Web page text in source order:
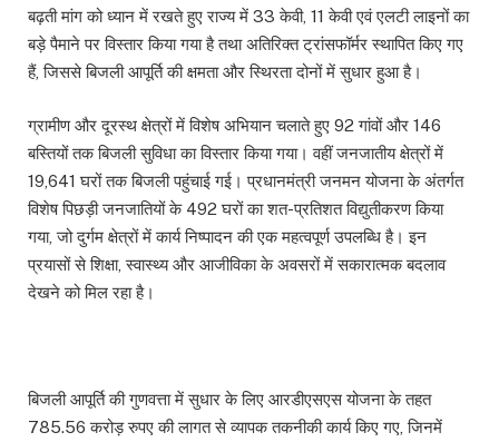
बढ़ती मांग को ध्यान में रखते हुए राज्य में 33 केवी, 11 केवी एवं एलटी लाइनों का
बड़े पैमाने पर विस्तार किया गया है तथा अतिरिक्त ट्रांसफॉर्मर स्थापित किए गए
हैं, जिससे बिजली आपूर्ति की क्षमता और स्थिरता दोनों में सुधार हुआ है।
ग्रामीण और दूरस्थ क्षेत्रों में विशेष अभियान चलाते हुए 92 गांवों और 146
बस्तियों तक बिजली सुविधा का विस्तार किया गया। वहीं जनजातीय क्षेत्रों में
19,641 घरों तक बिजली पहुंचाई गई। प्रधानमंत्री जनमन योजना के अंतर्गत
विशेष पिछड़ी जनजातियों के 492 घरों का शत-प्रतिशत विद्युतीकरण किया
गया, जो दुर्गम क्षेत्रों में कार्य निष्पादन की एक महत्वपूर्ण उपलब्धि है। इन
प्रयासों से शिक्षा, स्वास्थ्य और आजीविका के अवसरों में सकारात्मक बदलाव
देखने को मिल रहा है।
बिजली आपूर्ति की गुणवत्ता में सुधार के लिए आरडीएसएस योजना के तहत
785.56 करोड़ रुपए की लागत से व्यापक तकनीकी कार्य किए गए, जिनमें